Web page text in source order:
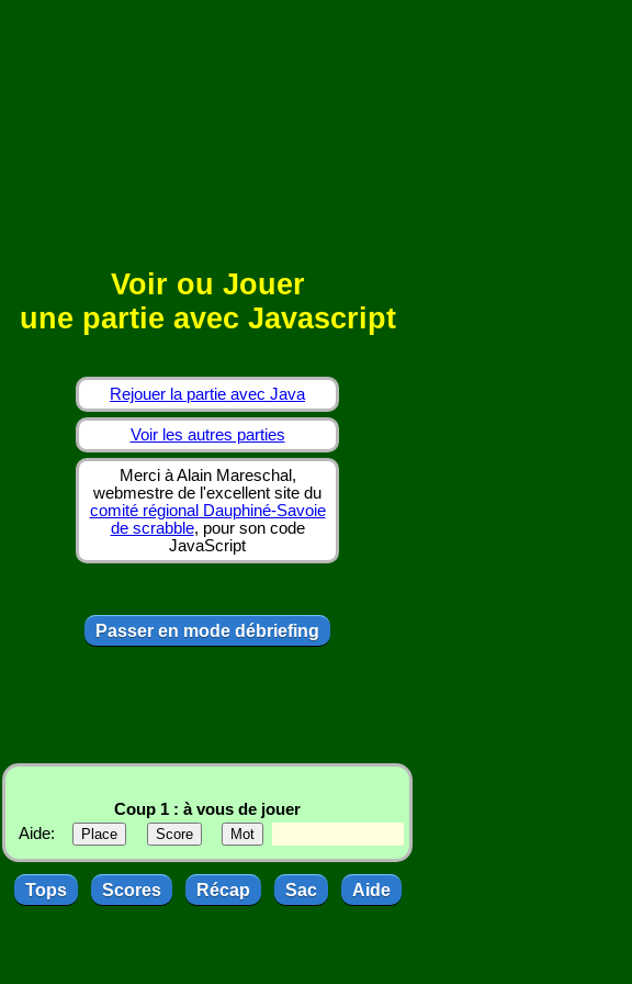
Voir ou Jouer
une partie avec Javascript
Rejouer la partie avec Java
Voir les autres parties
Merci à Alain Mareschal,
webmestre de l'excellent site du
comité régional Dauphiné-Savoie
de scrabble, pour son code
JavaScript
Passer en mode débriefing
Coup 1 : à vous de jouer
Aide:
Tops Scores Récap Sac Aide